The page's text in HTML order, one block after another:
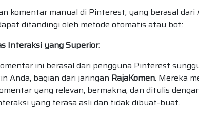
komentar manual di Pinterest, yang berasal dari
ditandingi oleh metode otomatis atau bot:
Interaksi yang Superior:
ini berasal dari pengguna Pinterest
Anda, bagian dari jaringan RajaKomen. Mereka
yang relevan, bermakna, dan ditulis
yang terasa asli dan tidak dibuat-buat.